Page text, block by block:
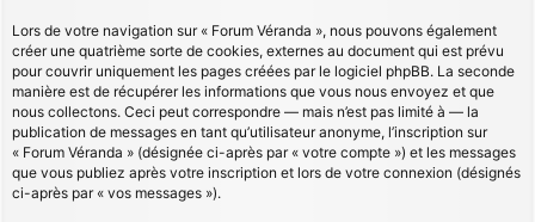
Lors de votre navigation sur « Forum Véranda », nous pouvons également
créer une quatrième sorte de cookies, externes au document qui est prévu
pour couvrir uniquement les pages créées par le logiciel phpBB. La seconde
manière est de récupérer les informations que vous nous envoyez et que
nous collectons. Ceci peut correspondre — mais n’est pas limité à — la
publication de messages en tant qu’utilisateur anonyme, l’inscription sur
« Forum Véranda » (désignée ci-après par « votre compte ») et les messages
que vous publiez après votre inscription et lors de votre connexion (désignés
ci-après par « vos messages »).